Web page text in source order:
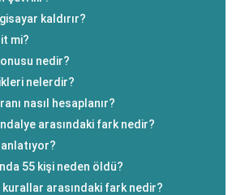
kaldırır?
mi?
nedir?
nelerdir?
nasıl hesaplanır?
arasındaki fark nedir?
55 kişi neden öldü?
arasındaki fark nedir?